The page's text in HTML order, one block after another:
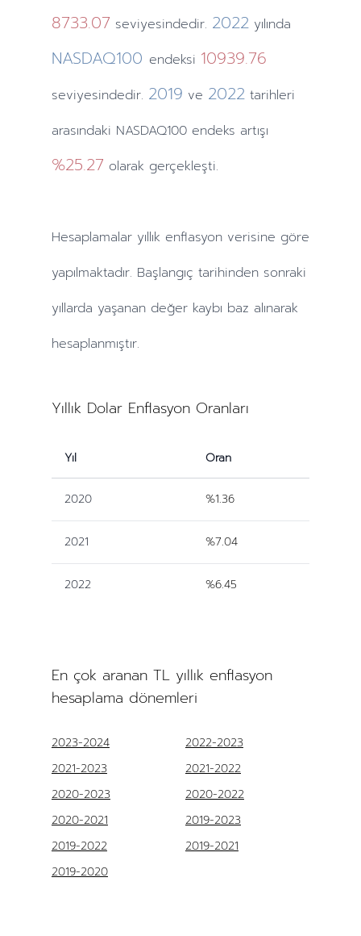
8733.07 seviyesindedir. 2022 yılında
NASDAQ100 endeksi 10939.76
seviyesindedir. 2019 ve 2022 tarihleri
arasındaki NASDAQ100 endeks artışı
%25.27 olarak gerçekleşti.
Hesaplamalar yıllık enflasyon verisine göre
yapılmaktadır. Başlangıç tarihinden sonraki
yıllarda yaşanan değer kaybı baz alınarak
hesaplanmıştır.
Yıllık Dolar Enflasyon Oranları
Yıl Oran
2020 %1.36
2021 %7.04
2022 %6.45
En çok aranan TL yıllık enflasyon
hesaplama dönemleri
2023-2024
2022-2023
2021-2023
2021-2022
2020-2023
2020-2022
2020-2021
2019-2023
2019-2022
2019-2021
2019-2020